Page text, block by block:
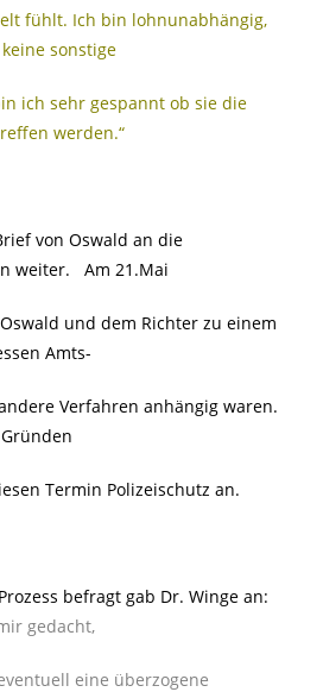
fühlt. Ich bin lohnunabhängig,
sonstige
ich sehr gespannt ob sie die
werden.“
von Oswald an die
weiter. Am 21.Mai
und dem Richter zu einem
Amts-
Verfahren anhängig waren.
Termin Polizeischutz an.
befragt gab Dr. Winge an:
gedacht,
eine überzogene